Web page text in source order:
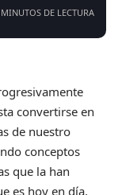
DE LECTURA
convertirse en
de nuestro
conceptos
que la han
es hoy en día,